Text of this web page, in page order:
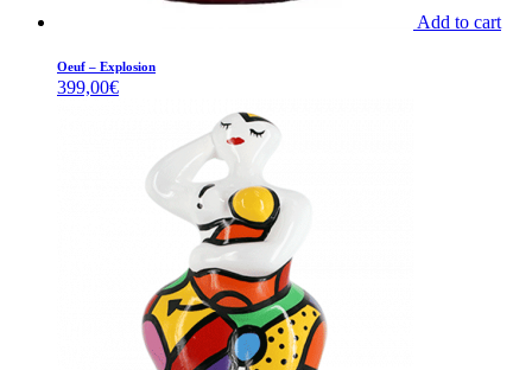
Add to cart
Oeuf – Explosion
399,00€